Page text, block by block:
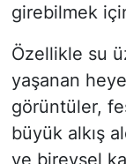
girebilmek
Özellikle su
yaşanan
görüntüler,
büyük alkış
ve bireysel